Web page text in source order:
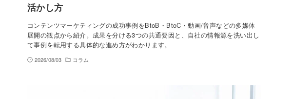
活かし方
コンテンツマーケティングの成功事例をBtoB・BtoC・動画/音声などの多媒体
展開の観点から紹介。成果を分ける3つの共通要因と、自社の情報源を洗い出し
て事例を転用する具体的な進め方がわかります。
2026/08/03 コラム